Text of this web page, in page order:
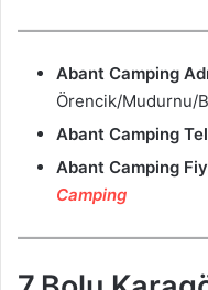
Abant Camping
Örencik/Mudurnu/
Abant Camping
Abant Camping
Camping